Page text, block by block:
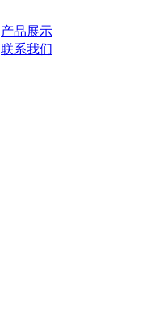
产品展示
联系我们